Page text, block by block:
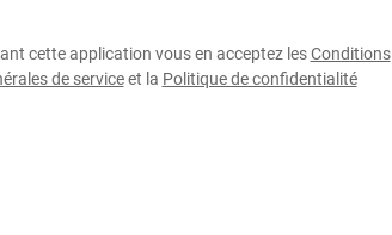
cette application vous en acceptez lesConditions
de serviceet la Politique de confidentialité